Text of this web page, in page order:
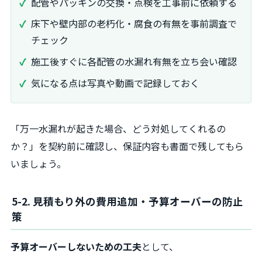
床下や壁内部の老朽化・腐食の有無を事前調査で
チェック
施工後すぐに各配管の水漏れ有無を立ち会い確認
気になる点は写真や動画で記録しておく
「万一水漏れが起きた場合、どう対処してくれるの
か？」を契約前に確認し、保証内容も書面で残してもら
いましょう。
5-2. 見積もり外の費用追加・予算オーバーの防止
策
予算オーバーしないための工夫として、